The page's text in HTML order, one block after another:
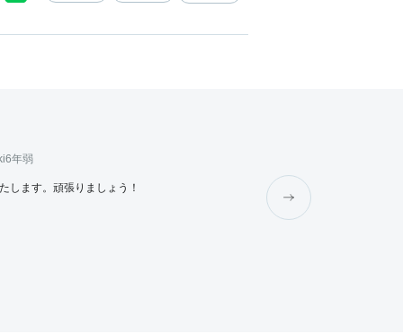
6年弱
します。頑張りましょう！ 頑張ってください！